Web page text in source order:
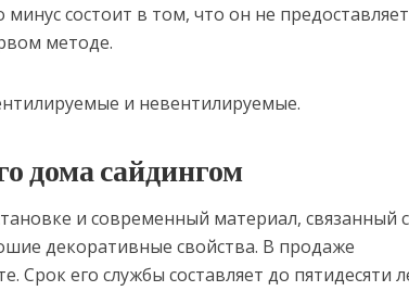
состоит в том, что он не предоставляет
методе.
и невентилируемые.
дома сайдингом
и современный материал, связанный
декоративные свойства. В продаже
Срок его службы составляет до пятидесяти